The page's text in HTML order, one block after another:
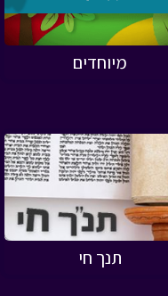
מיוחדים
תנך חי